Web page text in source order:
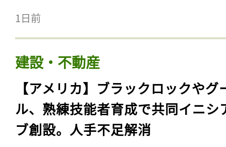
1日前
建設・不動産
【アメリカ】ブラックロックやグ
ル、熟練技能者育成で共同イニシ
ブ創設。人手不足解消